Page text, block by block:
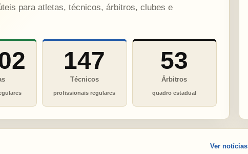
para atletas, técnicos, árbitros, clubes e
147
Técnicos
profissionais regulares
53
Árbitros
quadro estadual
Ver notícias